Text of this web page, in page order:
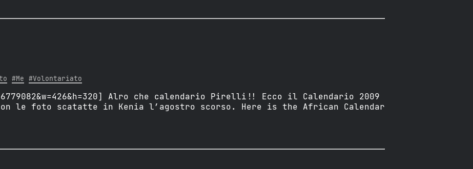
#Me #Volontariato
Alro che calendario Pirelli!! Ecco il Calendario 2009
le foto scatatte in Kenia l’agostro scorso. Here is the African Calendar